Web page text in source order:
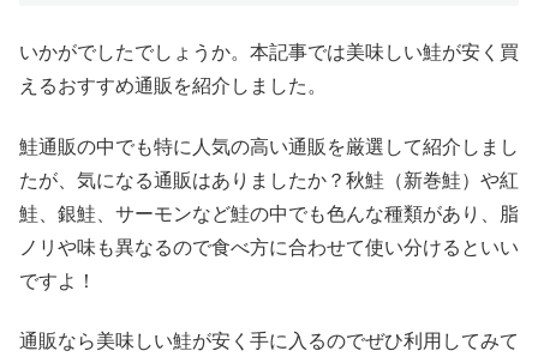
いかがでしたでしょうか。本記事では美味しい鮭が安く買
えるおすすめ通販を紹介しました。
鮭通販の中でも特に人気の高い通販を厳選して紹介しまし
たが、気になる通販はありましたか？秋鮭（新巻鮭）や紅
鮭、銀鮭、サーモンなど鮭の中でも色んな種類があり、脂
ノリや味も異なるので食べ方に合わせて使い分けるといい
ですよ！
通販なら美味しい鮭が安く手に入るのでぜひ利用してみて